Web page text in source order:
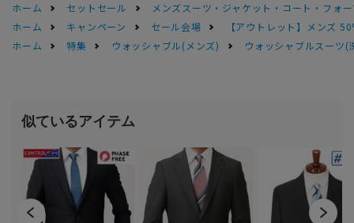
ホーム
セットセール
メンズスーツ・ジャケット・コート・フォ
ホーム
キャンペーン セール会場
【アウトレット】メンズ
ホーム
特集 ウォッシャブル(メンズ) ウォッシャブルスーツ(